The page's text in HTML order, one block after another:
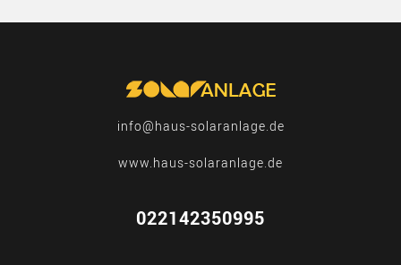
info@haus-solaranlage.de
www.haus-solaranlage.de
022142350995